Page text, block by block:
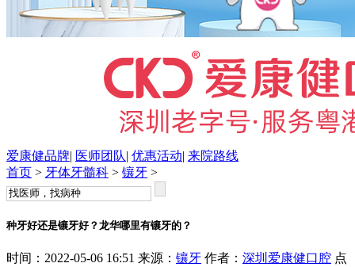
爱康健品牌| 医师团队| 优惠活动| 来院路线
首页 > 牙体牙髓科 > 镶牙 >
种牙好还是镶牙好？龙华哪里有镶牙的？
时间：2022-05-06 16:51 来源： 镶牙 作者： 深圳爱康健口腔 点